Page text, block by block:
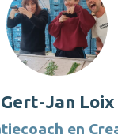
Gert-Jan Loix
en